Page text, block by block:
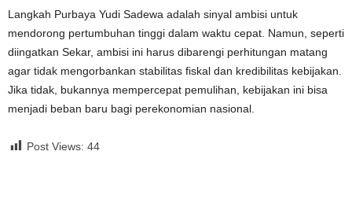
Langkah Purbaya Yudi Sadewa adalah sinyal ambisi untuk
mendorong pertumbuhan tinggi dalam waktu cepat. Namun, seperti
diingatkan Sekar, ambisi ini harus dibarengi perhitungan matang
agar tidak mengorbankan stabilitas fiskal dan kredibilitas kebijakan.
Jika tidak, bukannya mempercepat pemulihan, kebijakan ini bisa
menjadi beban baru bagi perekonomian nasional.
Post Views: 44